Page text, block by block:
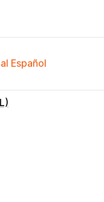
Español